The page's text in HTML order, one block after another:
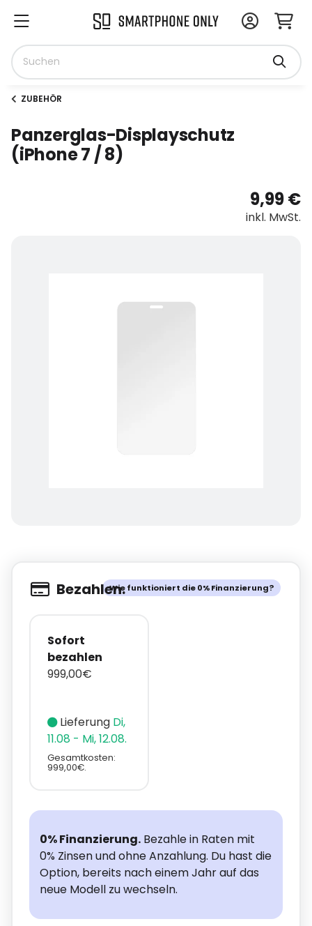
ZUBEHÖR
Panzerglas-Displayschutz
(iPhone 7 / 8)
9,99 €
inkl. MwSt.
Wie funktioniert die 0% Finanzierung?
Bezahlen.
Sofort
bezahlen
999,00€
Lieferung Di,
11.08 - Mi, 12.08.
Gesamtkosten:
999,00€.
0% Finanzierung. Bezahle in Raten mit
0% Zinsen und ohne Anzahlung. Du hast die
Option, bereits nach einem Jahr auf das
neue Modell zu wechseln.